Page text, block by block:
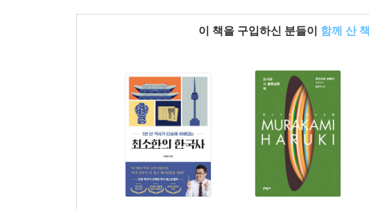
이 책을 구입하신 분들이 함께 산 책